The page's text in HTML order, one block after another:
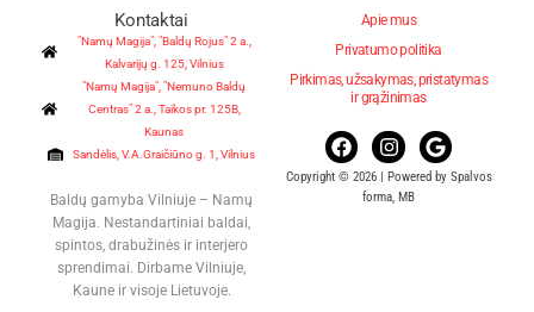
Kontaktai
"Namų Magija", "Baldų Rojus" 2 a.,
Kalvarijų g. 125, Vilnius
"Namų Magija", "Nemuno Baldų
Centras" 2 a., Taikos pr. 125B,
Kaunas
Sandėlis, V.A.Graičiūno g. 1, Vilnius
Baldų gamyba Vilniuje – Namų
Magija. Nestandartiniai baldai,
spintos, drabužinės ir interjero
sprendimai. Dirbame Vilniuje,
Kaune ir visoje Lietuvoje.
Apie mus
Privatumo politika
Pirkimas, užsakymas, pristatymas
ir grąžinimas
Copyright © 2026 | Powered by Spalvos
forma, MB